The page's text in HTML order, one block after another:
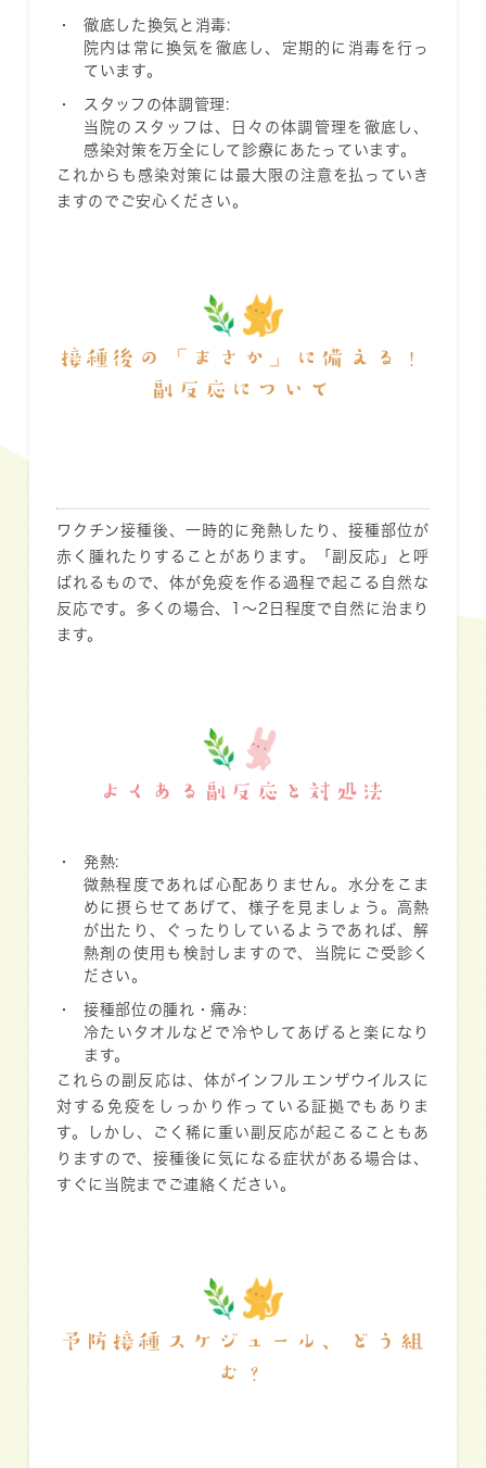
徹底した換気と消毒:
院内は常に換気を徹底し、定期的に消毒を行っ
ています。
スタッフの体調管理:
当院のスタッフは、日々の体調管理を徹底し、
感染対策を万全にして診療にあたっています。
これからも感染対策には最大限の注意を払っていき
ますのでご安心ください。
接種後の「まさか」に備える！
副反応について
ワクチン接種後、一時的に発熱したり、接種部位が
赤く腫れたりすることがあります。「副反応」と呼
ばれるもので、体が免疫を作る過程で起こる自然な
反応です。多くの場合、1～2日程度で自然に治まり
ます。
よくある副反応と対処法
発熱:
微熱程度であれば心配ありません。水分をこま
めに摂らせてあげて、様子を見ましょう。高熱
が出たり、ぐったりしているようであれば、解
熱剤の使用も検討しますので、当院にご受診く
ださい。
接種部位の腫れ・痛み:
冷たいタオルなどで冷やしてあげると楽になり
ます。
これらの副反応は、体がインフルエンザウイルスに
対する免疫をしっかり作っている証拠でもありま
す。しかし、ごく稀に重い副反応が起こることもあ
りますので、接種後に気になる症状がある場合は、
すぐに当院までご連絡ください。
予防接種スケジュール、どう組
む？